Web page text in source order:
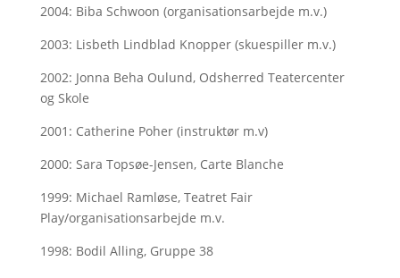
2004: Biba Schwoon (organisationsarbejde m.v.)
2003: Lisbeth Lindblad Knopper (skuespiller m.v.)
2002: Jonna Beha Oulund, Odsherred Teatercenter
og Skole
2001: Catherine Poher (instruktør m.v)
2000: Sara Topsøe-Jensen, Carte Blanche
1999: Michael Ramløse, Teatret Fair
Play/organisationsarbejde m.v.
1998: Bodil Alling, Gruppe 38